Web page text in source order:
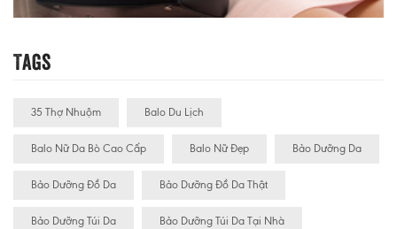
Tags
35 Thợ Nhuộm Balo Du Lịch
Balo Nữ Da Bò Cao Cấp Balo Nữ Đẹp Bảo Dưỡng Da
Bảo Dưỡng Đồ Da Bảo Dưỡng Đồ Da Thật
Bảo Dưỡng Túi Da Bảo Dưỡng Túi Da Tại Nhà